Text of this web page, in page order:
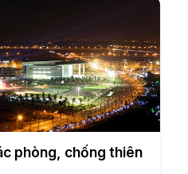
phòng, chống thiên